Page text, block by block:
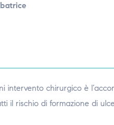
intervento chirurgico è
il rischio di formazione di